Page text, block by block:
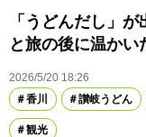
「うどんだし」
と旅の後に温か
2026/5/20 18:26
香川
讃岐うどん
観光